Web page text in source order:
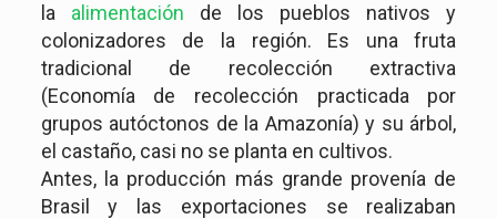
la alimentación de los pueblos nativos y
colonizadores de la región. Es una fruta
tradicional de recolección extractiva
(Economía de recolección practicada por
grupos autóctonos de la Amazonía) y su árbol,
el castaño, casi no se planta en cultivos.
Antes, la producción más grande provenía de
Brasil y las exportaciones se realizaban